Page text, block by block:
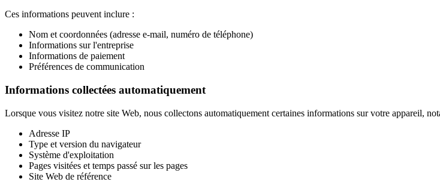
Ces informations peuvent inclure :
Nom et coordonnées (adresse e-mail, numéro de téléphone)
Informations sur l'entreprise
Informations de paiement
Préférences de communication
Informations collectées automatiquement
Lorsque vous visitez notre site Web, nous collectons automatiquement certaines informations sur votre appareil,
Adresse IP
Type et version du navigateur
Système d'exploitation
Pages visitées et temps passé sur les pages
Site Web de référence